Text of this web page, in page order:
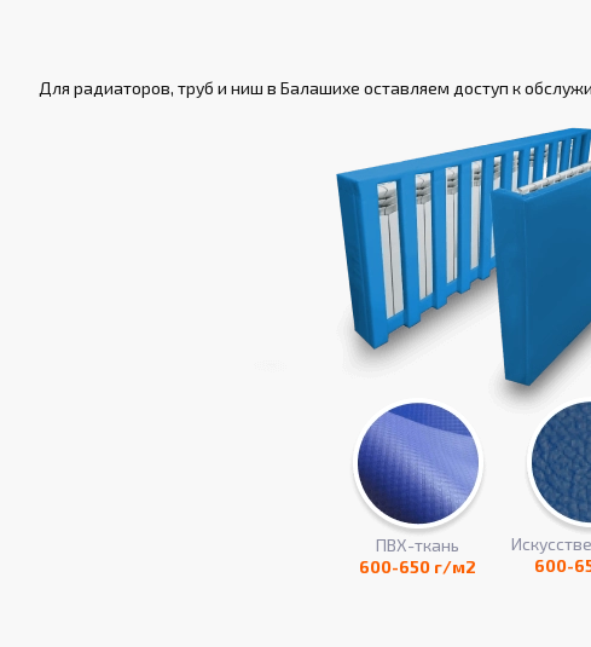
Для радиаторов, труб и ниш в Балашихе оставляем доступ к
ПВХ-ткань
600-650 г/м2
600-